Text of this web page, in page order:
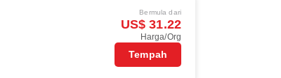
Bermula dari
US$ 31.22
Harga/Org
Tempah